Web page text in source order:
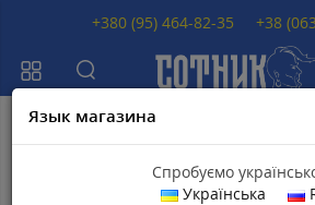
Язык магазина
Спробуємо
Українська
+380 (95) 464-82-35 +38